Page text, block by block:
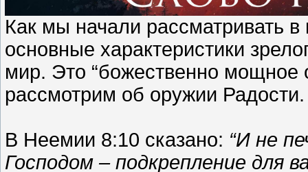
Как мы начали рассматривать
основные характеристики
мир. Это “божественно мощное
рассмотрим об оружии Радости.
В Неемии 8:10 сказано: “И не
Господом – подкрепление для